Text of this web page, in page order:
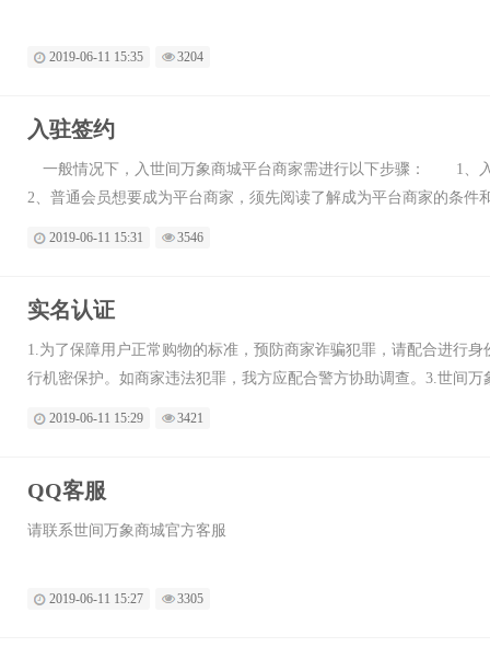
2019-06-11 15:35 3204
入驻签约
一般情况下，入世间万象商城平台商家需进行以下步骤： 1、
2、普通会员想要成为平台商家，须先阅读了解成为平台商家的条
2019-06-11 15:31 3546
实名认证
1.为了保障用户正常购物的标准，预防商家诈骗犯罪，请配合进行
行机密保护。如商家违法犯罪，我方应配合警方协助调查。3.世间
2019-06-11 15:29 3421
QQ客服
请联系世间万象商城官方客服
2019-06-11 15:27 3305